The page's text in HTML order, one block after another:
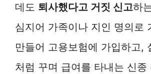
데도 퇴사했다고 거짓 신고하
심지어 가족이나 지인 명의로
만들어 고용보험에 가입하고,
처럼 꾸며 급여를 타내는 신종